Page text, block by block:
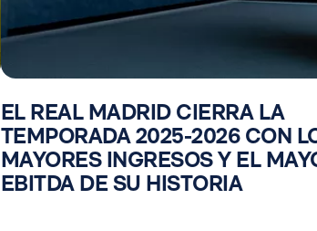
EL REAL MADRID CIERRA LA
TEMPORADA 2025-2026 CON
MAYORES INGRESOS Y EL
EBITDA DE SU HISTORIA